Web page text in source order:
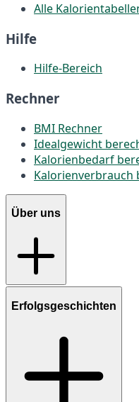
Alle
Hilfe
Hilfe-Bereich
Rechner
BMI Rechner
Idealgewicht
Kalorienbedarf
Kalorienverbrauch
Über uns
Erfolgsgeschichten